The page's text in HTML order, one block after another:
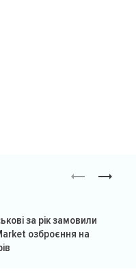
за рік замовили
озброєння на